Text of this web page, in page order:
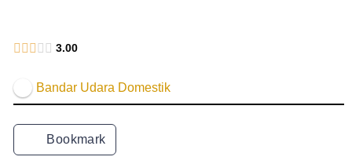
3.00
Bandar Udara Domestik
Bookmark